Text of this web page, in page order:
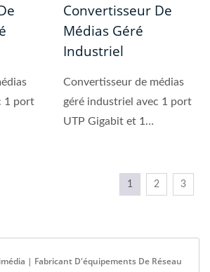
1 port
Convertisseur De
Médias Géré
Industriel
Convertisseur de médias
géré industriel avec 1 port
UTP Gigabit et 1
1 2 3
| Fabricant D'équipements De Réseau